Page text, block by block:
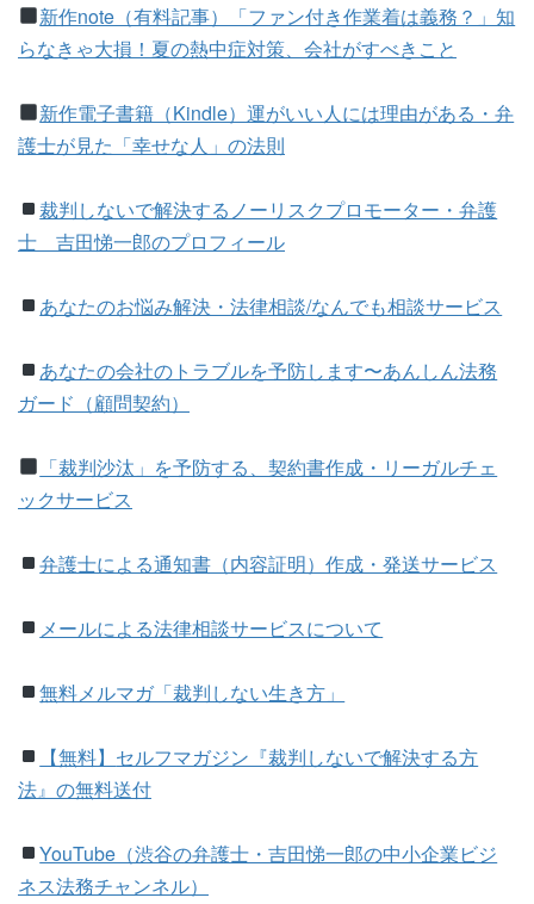
新作note（有料記事）「ファン付き作業着は義務？」知
らなきゃ大損！夏の熱中症対策、会社がすべきこと
新作電子書籍（Kindle）運がいい人には理由がある・弁
護士が見た「幸せな人」の法則
裁判しないで解決するノーリスクプロモーター・弁護
士 吉田悌一郎のプロフィール
あなたのお悩み解決・法律相談/なんでも相談サービス
あなたの会社のトラブルを予防します〜あんしん法務
ガード（顧問契約）
「裁判沙汰」を予防する、契約書作成・リーガルチェ
ックサービス
弁護士による通知書（内容証明）作成・発送サービス
メールによる法律相談サービスについて
無料メルマガ「裁判しない生き方」
【無料】 セルフマガジン『裁判しないで解決する方
法』の無料送付
YouTube（渋谷の弁護士・吉田悌一郎の中小企業ビジ
ネス法務チャンネル）